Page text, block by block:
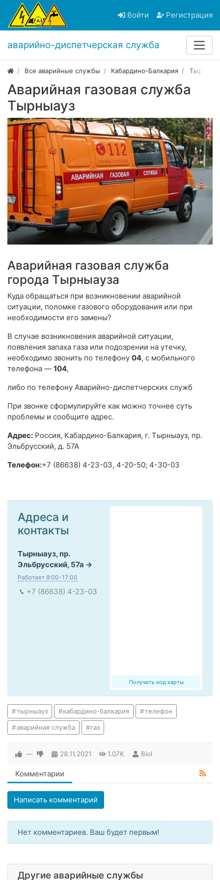
Войти Регистрация
аварийно-диспетчерская служба
Все аварийные службы Кабардино-Балкария
Аварийная газовая служба
Тырныауз
Аварийная газовая служба
города Тырныауза
Куда обращаться при возникновении аварийной
ситуации, поломке газового оборудования или при
необходимости его замены?
В случае возникновения аварийной ситуации,
появления запаха газа или подозрении на утечку,
необходимо звонить по телефону 04, с мобильного
телефона — 104,
либо по телефону Аварийно-диспетчерских служб
При звонке сформулируйте как можно точнее суть
проблемы и сообщите адрес.
Адрес: Россия, Кабардино-Балкария, г. Тырныауз, пр.
Эльбрусский, д. 57А
Телефон:+7 (86638) 4-23-03, 4-20-50; 4-30-03
Получить код карты
Адреса и
контакты
Тырныауз, пр.
Эльбрусский, 57а
Работает 8:00-17:00
+7 (86638) 4-23-03
тырныауз кабардино-балкария телефон
аварийная служба газ
— 28.11.2021 1.07K Biol
Комментарии
Написать комментарий
Нет комментариев. Ваш будет первым!
Другие аварийные службы